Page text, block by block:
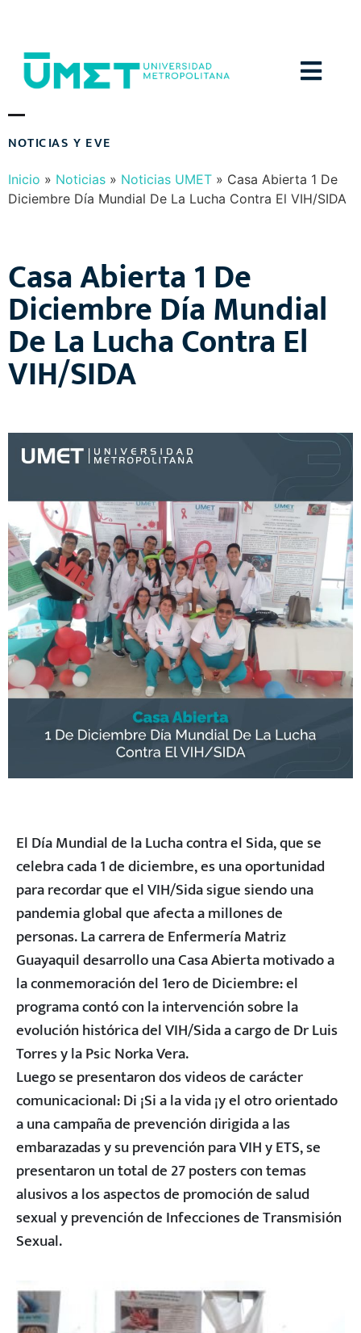
NOTIC
IA
S
Y
E
V
E
N
T
O
S
Inicio » Noticias » Noticias UMET » Casa Abierta 1 De
Diciembre Día Mundial De La Lucha Contra El VIH/SIDA
Casa Abierta 1 De
Diciembre Día Mundial
De La Lucha Contra El
VIH/SIDA
El Día Mundial de la Lucha contra el Sida, que se
celebra cada 1 de diciembre, es una oportunidad
para recordar que el VIH/Sida sigue siendo una
pandemia global que afecta a millones de
personas. La carrera de Enfermería Matriz
Guayaquil desarrollo una Casa Abierta motivado a
la conmemoración del 1ero de Diciembre: el
programa contó con la intervención sobre la
evolución histórica del VIH/Sida a cargo de Dr Luis
Torres y la Psic Norka Vera.
Luego se presentaron dos videos de carácter
comunicacional: Di ¡Si a la vida ¡y el otro orientado
a una campaña de prevención dirigida a las
embarazadas y su prevención para VIH y ETS, se
presentaron un total de 27 posters con temas
alusivos a los aspectos de promoción de salud
sexual y prevención de Infecciones de Transmisión
Sexual.